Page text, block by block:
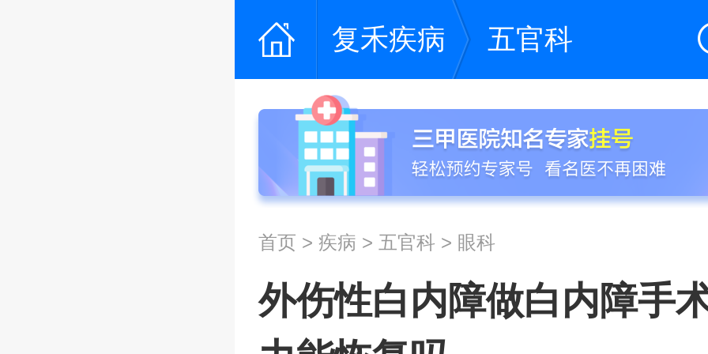
复禾疾病 五官科
首页 > 疾病 > 五官科 > 眼科
外伤性白内障做白内障手